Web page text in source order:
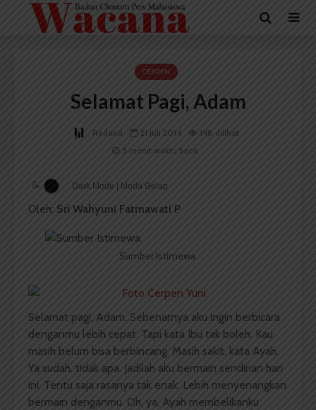
CERPEN
Selamat Pagi, Adam
Redaksi 21 Juli 2014
148 dilihat
5 menit waktu baca
Dark Mode | Moda Gelap
Oleh: Sri Wahyuni Fatmawati P
Sumber Istimewa.
Selamat pagi, Adam. Sebenarnya aku ingin berbicara
denganmu lebih cepat. Tapi kata Ibu tak boleh. Kau
masih belum bisa berbincang. Masih sakit, kata Ayah.
Ya sudah, tidak apa. Jadilah aku bermain sendirian hari
ini. Tentu saja rasanya tak enak. Lebih menyenangkan
bermain denganmu. Oh, ya, Ayah membelikanku